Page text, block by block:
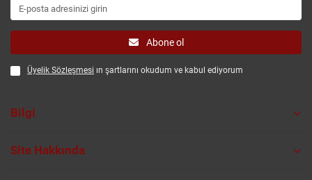
Abone ol
Üyelik Sözleşmesi ın şartlarını okudum ve kabul ediyorum
Bilgi
Site Hakkında